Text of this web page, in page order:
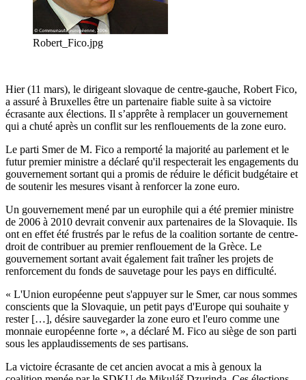
Robert_Fico.jpg
Hier (11 mars), le dirigeant slovaque de centre-gauche, Robert Fico,
a assuré à Bruxelles être un partenaire fiable suite à sa victoire
écrasante aux élections. Il s’apprête à remplacer un gouvernement
qui a chuté après un conflit sur les renflouements de la zone euro.
Le parti Smer de M. Fico a remporté la majorité au parlement et le
futur premier ministre a déclaré qu'il respecterait les engagements du
gouvernement sortant qui a promis de réduire le déficit budgétaire et
de soutenir les mesures visant à renforcer la zone euro.
Un gouvernement mené par un europhile qui a été premier ministre
de 2006 à 2010 devrait convenir aux partenaires de la Slovaquie. Ils
ont en effet été frustrés par le refus de la coalition sortante de centre-
droit de contribuer au premier renflouement de la Grèce. Le
gouvernement sortant avait également fait traîner les projets de
renforcement du fonds de sauvetage pour les pays en difficulté.
« L'Union européenne peut s'appuyer sur le Smer, car nous sommes
conscients que la Slovaquie, un petit pays d'Europe qui souhaite y
rester […], désire sauvegarder la zone euro et l'euro comme une
monnaie européenne forte », a déclaré M. Fico au siège de son parti
sous les applaudissements de ses partisans.
La victoire écrasante de cet ancien avocat a mis à genoux la